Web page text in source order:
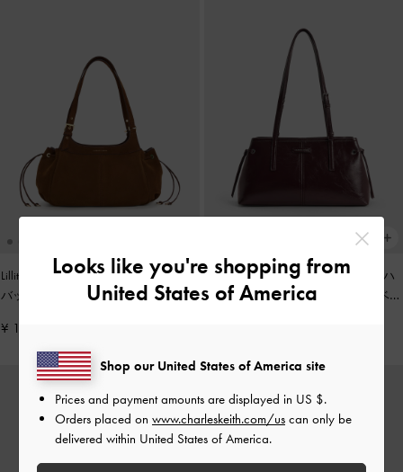
Lillith リリス ドローストリング トート
バッグ
ピーカンブラウン
¥ 17,900
Noane ノアン イーロンゲイティドハ
ンドルショルダーバッグ
ワインベリ
Looks like you're shopping from
United States of America
Shop our United States of America site
Prices and payment amounts are displayed in US $.
Orders placed on www.charleskeith.com/us can only be
delivered within United States of America.